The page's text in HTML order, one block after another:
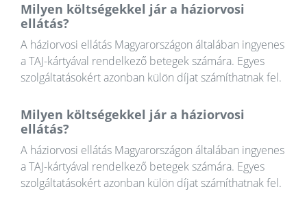
Milyen költségekkel jár a háziorvosi
ellátás?
A háziorvosi ellátás Magyarországon általában ingyenes
a TAJ-kártyával rendelkező betegek számára. Egyes
szolgáltatásokért azonban külön díjat számíthatnak fel.
Milyen költségekkel jár a háziorvosi
ellátás?
A háziorvosi ellátás Magyarországon általában ingyenes
a TAJ-kártyával rendelkező betegek számára. Egyes
szolgáltatásokért azonban külön díjat számíthatnak fel.